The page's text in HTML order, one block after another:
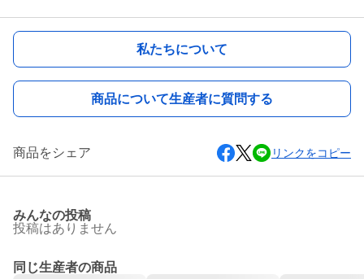
私たちについて
商品について生産者に質問する
商品をシェア リンクをコピー
みんなの投稿
投稿はありません
同じ生産者の商品